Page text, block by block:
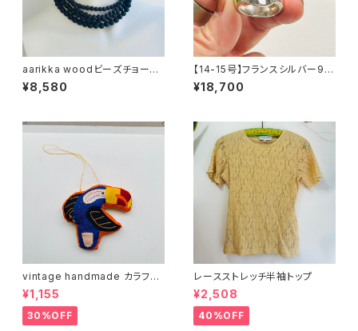
aarikka woodビーズチョーカ
ー（バラ売り）
¥8,580
【14-15号】フランスシルバー92
5 Organic バンドヘビーリング
¥18,700
vintage handmade カラフル
バード 01
¥1,155
30%OFF
レースストレッチ半袖トップ
¥2,508
40%OFF